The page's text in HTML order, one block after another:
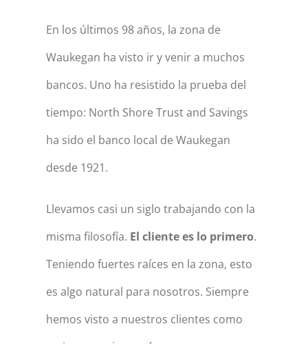
En los últimos 98 años, la zona de
Waukegan ha visto ir y venir a muchos
bancos. Uno ha resistido la prueba del
tiempo: North Shore Trust and Savings
ha sido el banco local de Waukegan
desde 1921.
Llevamos casi un siglo trabajando con la
misma filosofía. El cliente es lo primero.
Teniendo fuertes raíces en la zona, esto
es algo natural para nosotros. Siempre
hemos visto a nuestros clientes como